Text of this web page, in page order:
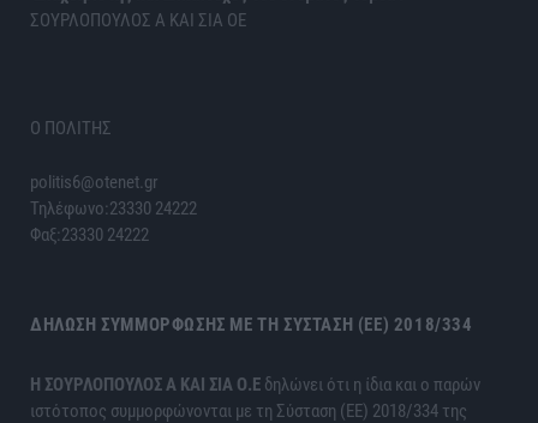
ΣΟΥΡΛΟΠΟΥΛΟΣ Α ΚΑΙ ΣΙΑ ΟΕ
Ο ΠΟΛΙΤΗΣ
politis6@otenet.gr
Τηλέφωνο:23330 24222
Φαξ:23330 24222
ΔΉΛΩΣΗ ΣΥΜΜΌΡΦΩΣΗΣ ΜΕ ΤΗ ΣΎΣΤΑΣΗ (ΕΕ) 2018/334
H ΣΟΥΡΛΟΠΟΥΛΟΣ Α ΚΑΙ ΣΙΑ Ο.Ε δηλώνει ότι η ίδια και ο παρών
ιστότοπος συμμορφώνονται με τη Σύσταση (ΕΕ) 2018/334 της